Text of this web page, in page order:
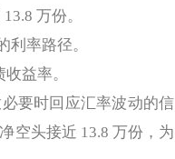
万份。
率路径。
益率。
要时回应汇率波动的信
空头接近 13.8 万份，为